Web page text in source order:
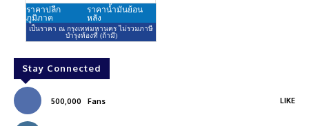
Stay Connected
500,000 Fans LIKE